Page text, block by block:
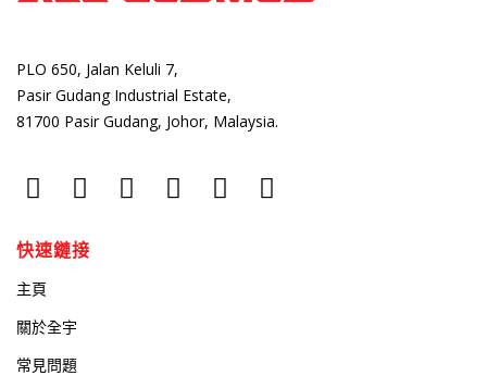
PLO 650, Jalan Keluli 7,
Pasir Gudang Industrial Estate,
81700 Pasir Gudang, Johor, Malaysia.
快速鏈接
主頁
關於全宇
常見問題